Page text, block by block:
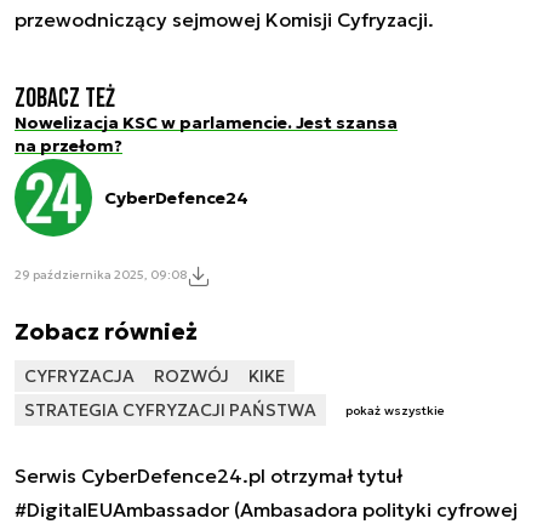
przewodniczący sejmowej Komisji Cyfryzacji.
Zobacz też
Nowelizacja KSC w parlamencie. Jest szansa
na przełom?
CyberDefence24
29 października 2025, 09:08
Zobacz również
CYFRYZACJA ROZWÓJ
KIKE
STRATEGIA CYFRYZACJI PAŃSTWA
pokaż wszystkie
Serwis CyberDefence24.pl otrzymał tytuł
#DigitalEUAmbassador (Ambasadora polityki cyfrowej